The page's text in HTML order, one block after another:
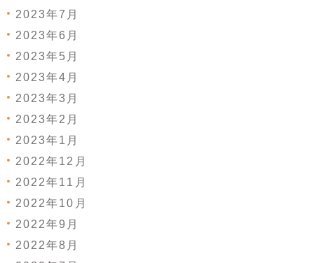
2023年7月
2023年6月
2023年5月
2023年4月
2023年3月
2023年2月
2023年1月
2022年12月
2022年11月
2022年10月
2022年9月
2022年8月